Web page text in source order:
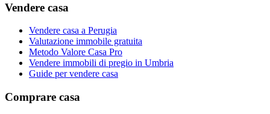
Vendere casa
Vendere casa a Perugia
Valutazione immobile gratuita
Metodo Valore Casa Pro
Vendere immobili di pregio in Umbria
Guide per vendere casa
Comprare casa